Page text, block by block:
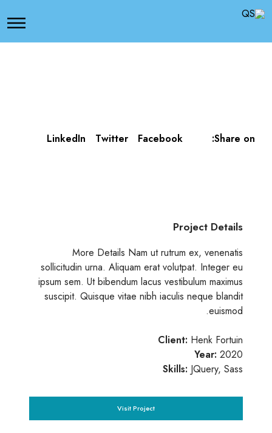
Share on:
Facebook
Twitter
LinkedIn
Project Details
More Details Nam ut rutrum ex, venenatis
sollicitudin urna. Aliquam erat volutpat. Integer eu
ipsum sem. Ut bibendum lacus vestibulum maximus
suscipit. Quisque vitae nibh iaculis neque blandit
euismod.
Client: Henk Fortuin
Year: 2020
Skills: JQuery, Sass
Visit Project